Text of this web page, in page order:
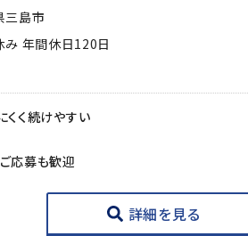
三島市
み 年間休日120日
く続けやすい
応募も歓迎
詳細を見る